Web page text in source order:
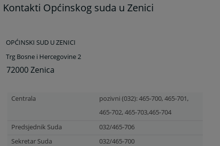
Kontakti Općinskog suda u Zenici
OPĆINSKI SUD U ZENICI
Trg Bosne i Hercegovine 2
72000 Zenica
Centrala
pozivni (032): 465-700, 465-701,
465-702, 465-703,465-704
Predsjednik Suda
032/465-706
Sekretar Suda
032/465-700